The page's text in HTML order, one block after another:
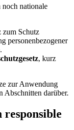
nationale
zum Schutz
personenbezogener
.
, kurz
zur Anwendung
Abschnitten darüber.
responsible